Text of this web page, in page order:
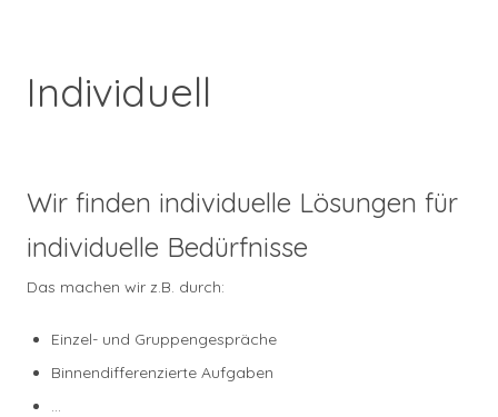
Individuell
Wir finden individuelle Lösungen für
individuelle Bedürfnisse
Das machen wir z.B. durch:
Einzel- und Gruppengespräche
Binnendifferenzierte Aufgaben
…